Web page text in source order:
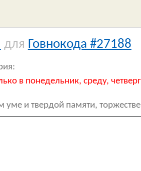
для Говнокода #27188
в понедельник, среду,
уме и твердой памяти,